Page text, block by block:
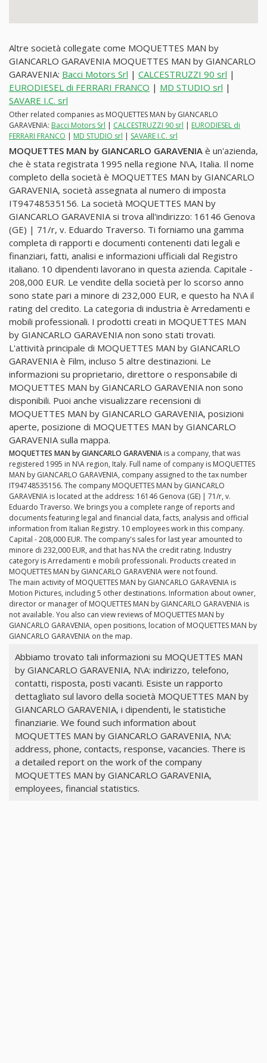
Altre società collegate come MOQUETTES MAN by
GIANCARLO GARAVENIA MOQUETTES MAN by GIANCARLO
GARAVENIA: Bacci Motors Srl | CALCESTRUZZI 90 srl |
EURODIESEL di FERRARI FRANCO | MD STUDIO srl |
SAVARE I.C. srl
Other related companies as MOQUETTES MAN by GIANCARLO
GARAVENIA: Bacci Motors Srl | CALCESTRUZZI 90 srl | EURODIESEL di
FERRARI FRANCO | MD STUDIO srl | SAVARE I.C. srl
MOQUETTES MAN by GIANCARLO GARAVENIA è un'azienda,
che è stata registrata 1995 nella regione N\A, Italia. Il nome
completo della società è MOQUETTES MAN by GIANCARLO
GARAVENIA, società assegnata al numero di imposta
IT94748535156. La società MOQUETTES MAN by
GIANCARLO GARAVENIA si trova all'indirizzo: 16146 Genova
(GE) | 71/r, v. Eduardo Traverso. Ti forniamo una gamma
completa di rapporti e documenti contenenti dati legali e
finanziari, fatti, analisi e informazioni ufficiali dal Registro
italiano. 10 dipendenti lavorano in questa azienda. Capitale -
208,000 EUR. Le vendite della società per lo scorso anno
sono state pari a minore di 232,000 EUR, e questo ha N\A il
rating del credito. La categoria di industria è Arredamenti e
mobili professionali. I prodotti creati in MOQUETTES MAN
by GIANCARLO GARAVENIA non sono stati trovati.
L'attività principale di MOQUETTES MAN by GIANCARLO
GARAVENIA è Film, incluso 5 altre destinazioni. Le
informazioni su proprietario, direttore o responsabile di
MOQUETTES MAN by GIANCARLO GARAVENIA non sono
disponibili. Puoi anche visualizzare recensioni di
MOQUETTES MAN by GIANCARLO GARAVENIA, posizioni
aperte, posizione di MOQUETTES MAN by GIANCARLO
GARAVENIA sulla mappa.
MOQUETTES MAN by GIANCARLO GARAVENIA is a company, that was
registered 1995 in N\A region, Italy. Full name of company is MOQUETTES
MAN by GIANCARLO GARAVENIA, company assigned to the tax number
IT94748535156. The company MOQUETTES MAN by GIANCARLO
GARAVENIA is located at the address: 16146 Genova (GE) | 71/r, v.
Eduardo Traverso. We brings you a complete range of reports and
documents featuring legal and financial data, facts, analysis and official
information from Italian Registry. 10 employees work in this company.
Capital - 208,000 EUR. The company's sales for last year amounted to
minore di 232,000 EUR, and that has N\A the credit rating. Industry
category is Arredamenti e mobili professionali. Products created in
MOQUETTES MAN by GIANCARLO GARAVENIA were not found.
The main activity of MOQUETTES MAN by GIANCARLO GARAVENIA is
Motion Pictures, including 5 other destinations. Information about owner,
director or manager of MOQUETTES MAN by GIANCARLO GARAVENIA is
not available. You also can view reviews of MOQUETTES MAN by
GIANCARLO GARAVENIA, open positions, location of MOQUETTES MAN by
GIANCARLO GARAVENIA on the map.
Abbiamo trovato tali informazioni su MOQUETTES MAN
by GIANCARLO GARAVENIA, N\A: indirizzo, telefono,
contatti, risposta, posti vacanti. Esiste un rapporto
dettagliato sul lavoro della società MOQUETTES MAN by
GIANCARLO GARAVENIA, i dipendenti, le statistiche
finanziarie. We found such information about
MOQUETTES MAN by GIANCARLO GARAVENIA, N\A:
address, phone, contacts, response, vacancies. There is
a detailed report on the work of the company
MOQUETTES MAN by GIANCARLO GARAVENIA,
employees, financial statistics.